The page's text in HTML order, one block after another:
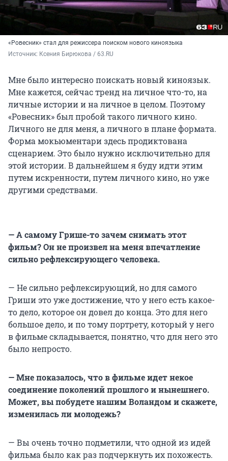
«Ровесник» стал для режиссера поиском нового киноязыка
Источник: Ксения Бирюкова / 63.RU
Мне было интересно поискать новый киноязык.
Мне кажется, сейчас тренд на личное что-то, на
личные истории и на личное в целом. Поэтому
«Ровесник» был пробой такого личного кино.
Личного не для меня, а личного в плане формата.
Форма мокьюментари здесь продиктована
сценарием. Это было нужно исключительно для
этой истории. В дальнейшем я буду идти этим
путем искренности, путем личного кино, но уже
другими средствами.
— А самому Грише-то зачем снимать этот
фильм? Он не произвел на меня впечатление
сильно рефлексирующего человека.
— Не сильно рефлексирующий, но для самого
Гриши это уже достижение, что у него есть какое-
то дело, которое он довел до конца. Это для него
большое дело, и по тому портрету, который у него
в фильме складывается, понятно, что для него это
было непросто.
— Мне показалось, что в фильме идет некое
соединение поколений прошлого и нынешнего.
Может, вы побудете нашим Воландом и скажете,
изменилась ли молодежь?
— Вы очень точно подметили, что одной из идей
фильма было как раз подчеркнуть их похожесть.